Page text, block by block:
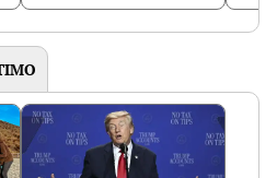
podría cambiar todo lo
pasado